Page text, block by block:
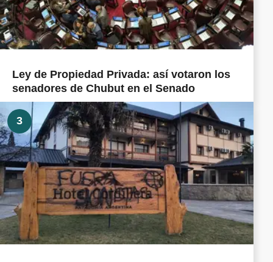
Ley de Propiedad Privada: así votaron los
senadores de Chubut en el Senado
3